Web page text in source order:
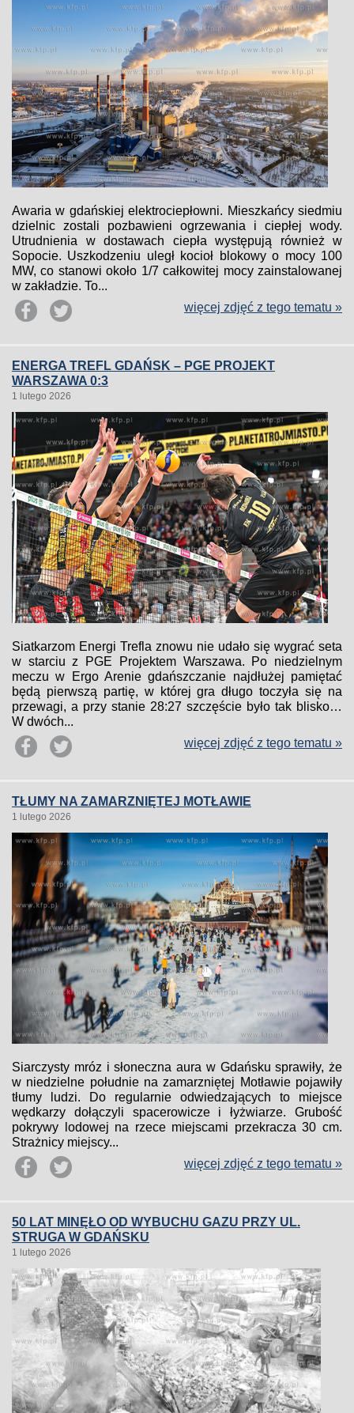
Awaria w gdańskiej elektrociepłowni. Mieszkańcy siedmiu
dzielnic zostali pozbawieni ogrzewania i ciepłej wody.
Utrudnienia w dostawach ciepła występują również w
Sopocie. Uszkodzeniu uległ kocioł blokowy o mocy 100
MW, co stanowi około 1/7 całkowitej mocy zainstalowanej
w zakładzie. To...
więcej zdjęć z tego tematu »
ENERGA TREFL GDAŃSK – PGE PROJEKT
WARSZAWA 0:3
1 lutego 2026
Siatkarzom Energi Trefla znowu nie udało się wygrać seta
w starciu z PGE Projektem Warszawa. Po niedzielnym
meczu w Ergo Arenie gdańszczanie najdłużej pamiętać
będą pierwszą partię, w której gra długo toczyła się na
przewagi, a przy stanie 28:27 szczęście było tak blisko…
W dwóch...
więcej zdjęć z tego tematu »
TŁUMY NA ZAMARZNIĘTEJ MOTŁAWIE
1 lutego 2026
Siarczysty mróz i słoneczna aura w Gdańsku sprawiły, że
w niedzielne południe na zamarzniętej Motławie pojawiły
tłumy ludzi. Do regularnie odwiedzających to miejsce
wędkarzy dołączyli spacerowicze i łyżwiarze. Grubość
pokrywy lodowej na rzece miejscami przekracza 30 cm.
Strażnicy miejscy...
więcej zdjęć z tego tematu »
50 LAT MINĘŁO OD WYBUCHU GAZU PRZY UL.
STRUGA W GDAŃSKU
1 lutego 2026